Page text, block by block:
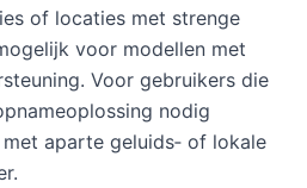
of locaties met strenge
voor modellen met
Voor gebruikers die
nodig
aparte geluids‑ of lokale